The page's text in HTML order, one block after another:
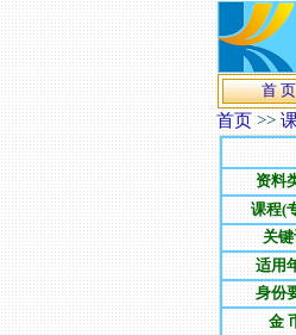
首 页
首页>>
资料
课程(
关键
适用
身份
金